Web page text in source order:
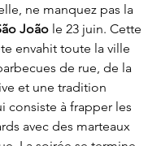
ne manquez pas la
João le 23 juin. Cette
envahit toute la ville
de rue, de la
et une tradition
consiste à frapper les
avec des marteaux